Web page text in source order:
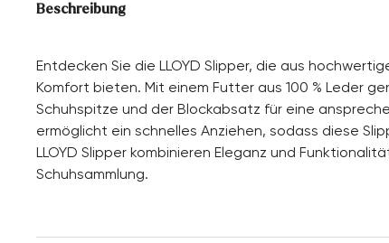
Beschreibung
Entdecken Sie die LLOYD Slipper, die aus
Komfort bieten. Mit einem Futter aus 100 % Leder
Schuhspitze und der Blockabsatz für eine
ermöglicht ein schnelles Anziehen, sodass diese
LLOYD Slipper kombinieren Eleganz und
Schuhsammlung.